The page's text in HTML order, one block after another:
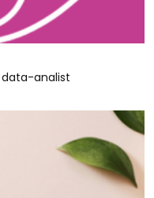
data-analist